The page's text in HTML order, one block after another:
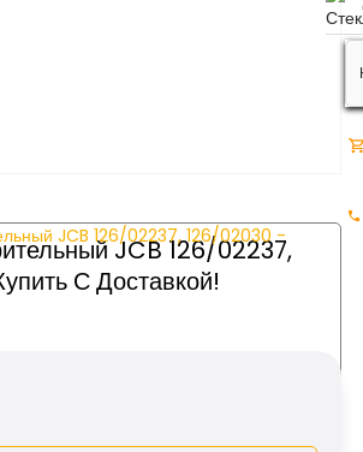
JCB 126/02237,
С Доставкой!